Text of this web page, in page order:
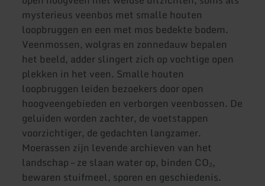
mysterieus veenbos met smalle houten
loopbruggen en een met mos bedekte bodem.
Veenmossen, wolgras en zonnedauw bepalen
het beeld, adder slingert zich op vochtige open
plekken in het veen. Smalle houten
loopbruggen leiden bezoekers door open
hoogveengebieden en verborgen veenbossen. De
geluiden worden zachter, de voetstappen
voorzichtiger, de gedachten langzamer.
Moerassen zijn levende archieven van het
landschap – ze slaan water op, binden CO₂,
bewaren stuifmeel, sporen en geschiedenis.